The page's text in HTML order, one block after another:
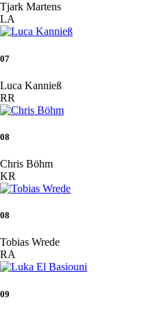
Tjark Martens
LA
07
Luca Kannieß
RR
08
Chris Böhm
KR
08
Tobias Wrede
RA
09